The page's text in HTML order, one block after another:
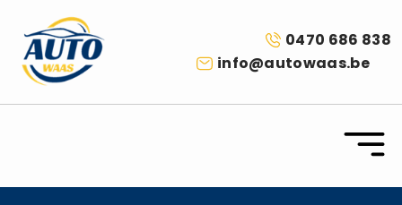
0470 686 838
info@autowaas.be